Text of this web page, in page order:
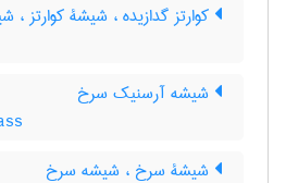
کوارتز گدازیده ، شیشۀ کوارتز ،
شیشه آرسنیک سرخ
شیشۀ سرخ ، شیشه سرخ